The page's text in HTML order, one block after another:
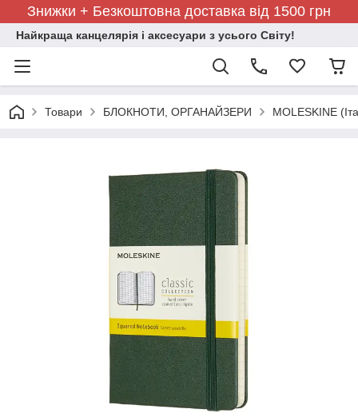
Знижки + Безкоштовна доставка від 1500 грн
Найкраща канцелярія і аксесуари з усього Світу!
Товари БЛОКНОТИ, ОРГАНАЙЗЕРИ MOLESKINE